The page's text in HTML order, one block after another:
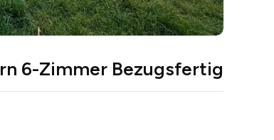
6-Zimmer Bezugsfertig